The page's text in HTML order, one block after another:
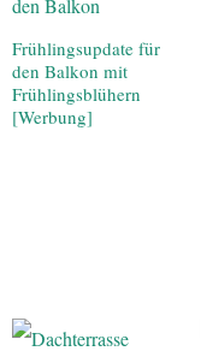
Frühlingsupdate für
den Balkon mit
Frühlingsblühern
[Werbung]